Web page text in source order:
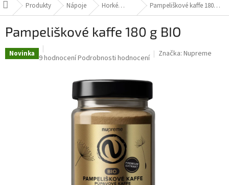
DomůProdukty Nápoje
Horké
nápoje
Pampeliškové kaffe 180 g
BIO
Pampeliškové kaffe 180 g BIO
Novinka Průměrné
9 hodnoceníPodrobnosti hodnocení Značka: Nupreme